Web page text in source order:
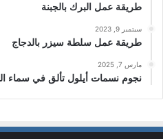
طريقة عمل البرك بالجبنة
سبتمبر 9, 2023
طريقة عمل سلطة سيزر بالدجاج
مارس 7, 2025
نجوم نسمات أيلول تألق في سماء